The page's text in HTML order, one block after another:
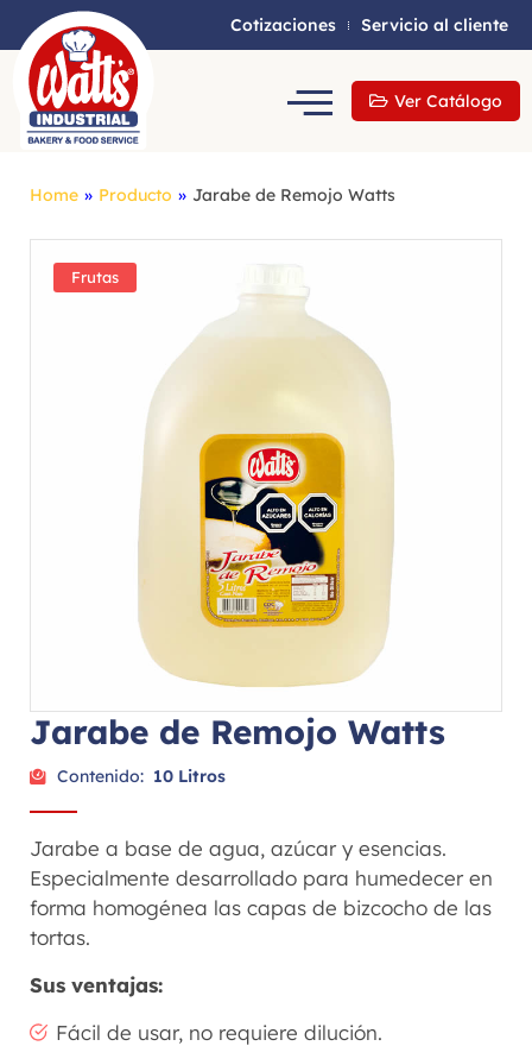
Cotizaciones Servicio al cliente
Ver Catálogo
Home » Producto » Jarabe de Remojo Watts
Frutas
Jarabe de Remojo Watts
Contenido: 10 Litros
Jarabe a base de agua, azúcar y esencias.
Especialmente desarrollado para humedecer en
forma homogénea las capas de bizcocho de las
tortas.
Sus ventajas:
Fácil de usar, no requiere dilución.